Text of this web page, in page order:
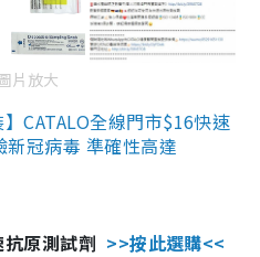
片放大
CATALO全線門市$16快速
冠病毒 準確性高達
原測試劑 >>按此選購<<